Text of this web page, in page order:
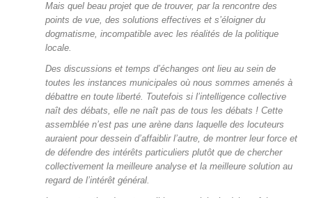
Mais quel beau projet que de trouver, par la rencontre des
points de vue, des solutions effectives et s’éloigner du
dogmatisme, incompatible avec les réalités de la politique
locale.
Des discussions et temps d’échanges ont lieu au sein de
toutes les instances municipales où nous sommes amenés à
débattre en toute liberté. Toutefois si l’intelligence collective
naît des débats, elle ne naît pas de tous les débats ! Cette
assemblée n’est pas une arène dans laquelle des locuteurs
auraient pour dessein d’affaiblir l’autre, de montrer leur force et
de défendre des intérêts particuliers plutôt que de chercher
collectivement la meilleure analyse et la meilleure solution au
regard de l’intérêt général.